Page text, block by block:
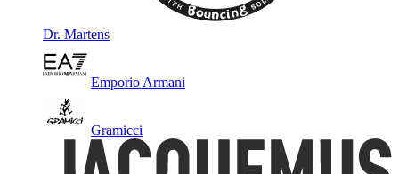
Dr. Martens
Emporio Armani
Gramicci